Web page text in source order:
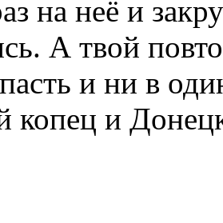
на неё и
А твой
и ни в
копец и